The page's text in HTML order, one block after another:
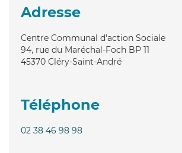
Adresse
Centre Communal d'action Sociale
94, rue du Maréchal-Foch BP 11
45370 Cléry-Saint-André
Téléphone
02 38 46 98 98